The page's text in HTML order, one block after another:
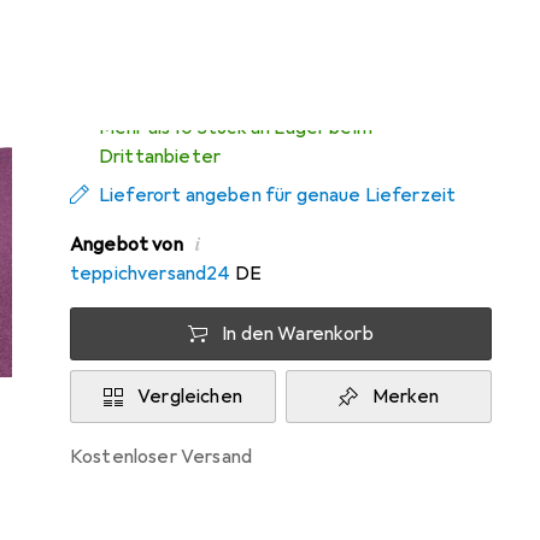
Mehr als 10 Stück an Lager beim
Drittanbieter
Lieferort angeben für genaue Lieferzeit
Angebot von i
teppichversand24 DE
In den Warenkorb
Vergleichen Merken
kostenloser Versand